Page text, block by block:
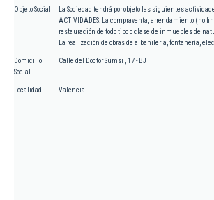
Objeto Social
La Sociedad tendrá por objeto las siguientes
ACTIVIDADES: La compraventa, arrendamiento (no
restauración de todo tipo o clase de inmuebles de
La realización de obras de albañilería, fontanería,
Domicilio
Social
Calle del Doctor Sumsi , 17 - BJ
Localidad Valencia